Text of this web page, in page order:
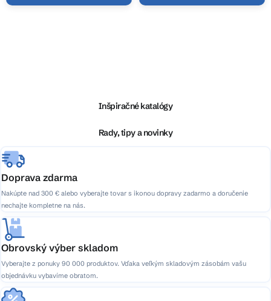
p
r
v
k
y
v
ý
p
s
u
e
Inšpiračné katalógy
Rady, tipy a novinky
Doprava zdarma
Nakúpte nad 300 € alebo vyberajte tovar s ikonou dopravy zadarmo a doručenie
nechajte kompletne na nás.
Obrovský výber skladom
Vyberajte z ponuky 90 000 produktov. Vďaka veľkým skladovým zásobám vašu
objednávku vybavíme obratom.